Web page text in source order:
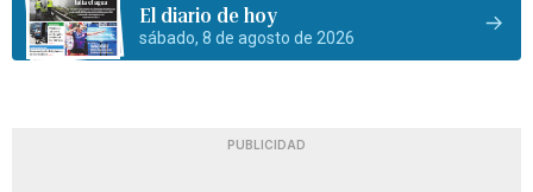
El diario de hoy
sábado, 8 de agosto de 2026
PUBLICIDAD